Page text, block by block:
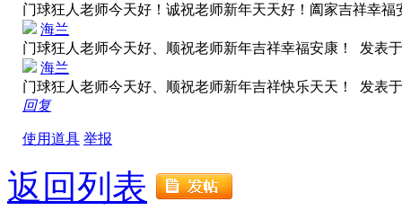
门球狂人老师今天好！诚祝老师新年天天好！阖家吉祥幸
海兰
门球狂人老师今天好、顺祝老师新年吉祥幸福安康！ 发表
海兰
门球狂人老师今天好、顺祝老师新年吉祥快乐天天！ 发表
回复
使用道具 举报
返回列表